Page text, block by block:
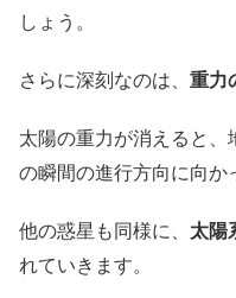
しょう。
さらに深刻なのは、 重力
太陽の重力が消えると
の瞬間の進行方向に向か
他の惑星も同様に、 太陽
れていきます。